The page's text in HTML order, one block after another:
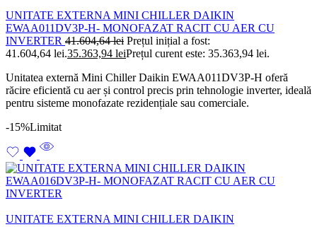
UNITATE EXTERNA MINI CHILLER DAIKIN
EWAA011DV3P-H- MONOFAZAT RACIT CU AER CU
INVERTER 41.604,64lei Prețul inițial a fost:
41.604,64 lei.35.363,94 leiPrețul curent este: 35.363,94 lei.
Unitatea externă Mini Chiller Daikin EWAA011DV3P-H oferă
răcire eficientă cu aer și control precis prin tehnologie inverter, ideală
pentru sisteme monofazate rezidențiale sau comerciale.
-15%Limitat
UNITATE EXTERNA MINI CHILLER DAIKIN